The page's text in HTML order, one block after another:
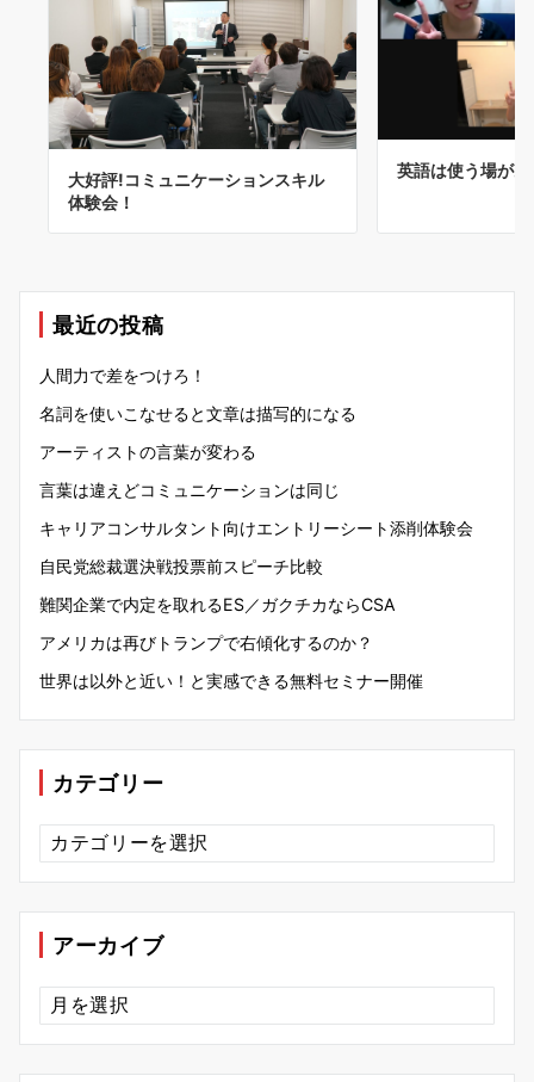
大好評!コミュニケーションスキル
体験会！
英語は使う場が
最近の投稿
人間力で差をつけろ！
名詞を使いこなせると文章は描写的になる
アーティストの言葉が変わる
言葉は違えどコミュニケーションは同じ
キャリアコンサルタント向けエントリーシート添削体験会
自民党総裁選決戦投票前スピーチ比較
難関企業で内定を取れるES／ガクチカならCSA
アメリカは再びトランプで右傾化するのか？
世界は以外と近い！と実感できる無料セミナー開催
カテゴリー
カ
テ
ゴ
ー
アーカイブ
ア
ー
カ